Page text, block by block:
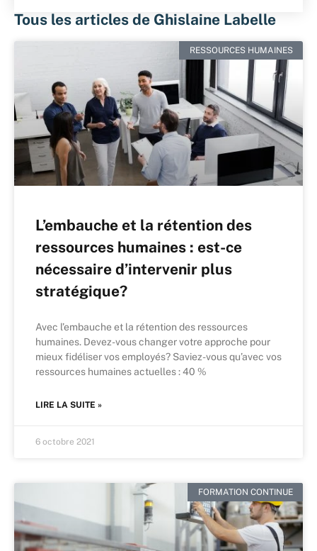
Tous les articles de Ghislaine Labelle
RESSOURCES HUMAINES
L’embauche et la rétention des
ressources humaines : est-ce
nécessaire d’intervenir plus
stratégique?
Avec l’embauche et la rétention des ressources
humaines. Devez-vous changer votre approche pour
mieux fidéliser vos employés? Saviez-vous qu’avec vos
ressources humaines actuelles : 40 %
LIRE LA SUITE »
6 octobre 2021
FORMATION CONTINUE